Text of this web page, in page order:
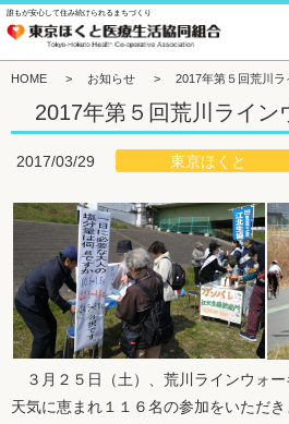
誰もが安心して住み続けられるまちづくり
HOME > お知らせ > 2017年第５回荒川
2017年第５回荒川ライン
2017/03/29 東京ほくと
３月２５日（土）、荒川ラインウォ
天気に恵まれ１１６名の参加をいただ